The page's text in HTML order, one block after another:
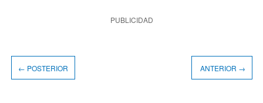
PUBLICIDAD
← POSTERIOR ANTERIOR →